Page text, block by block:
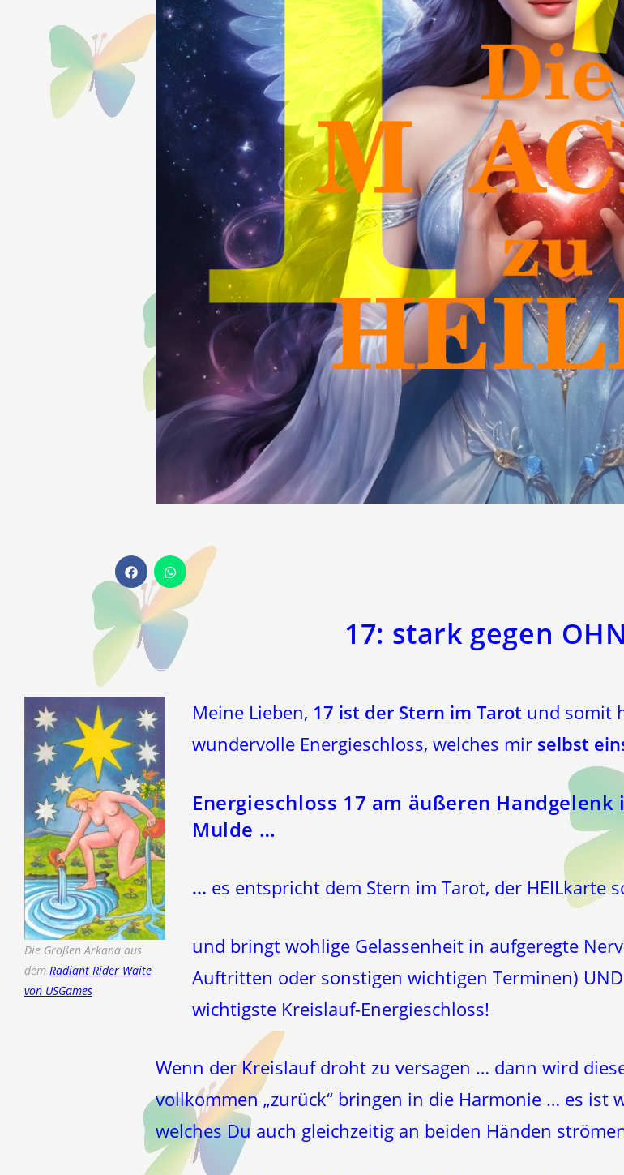
Öffnet
in
einem
neuen
Fenster
Öffnet
in
einem
neuen
Fenster 17: stark gegen
Die Großen Arkana aus
dem Radiant Rider Waite
von USGames
Meine Lieben, 17 ist der Stern im Tarot und somit
wundervolle Energieschloss, welches mir selbst
Energieschloss 17 am äußeren
Mulde …
… es entspricht dem Stern im Tarot, der HEILkarte
und bringt wohlige Gelassenheit in aufgeregte
Auftritten oder sonstigen wichtigen Terminen)
wichtigste Kreislauf-Energieschloss!
Wenn der Kreislauf droht zu versagen … dann wird
vollkommen „zurück“ bringen in die Harmonie … es ist
welches Du auch gleichzeitig an beiden Händen